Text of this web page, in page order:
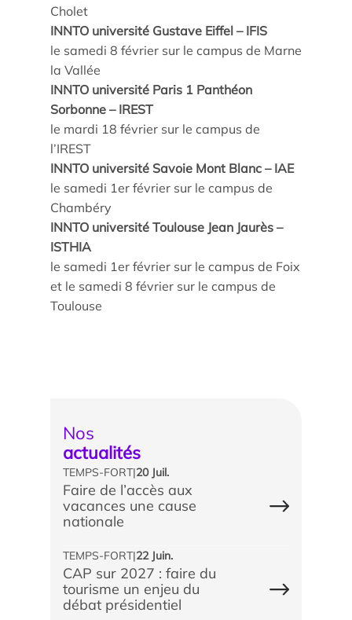
Étude/Stage
Comment candidater ?
Comment candidater ?
Nos recherches et expertises
Laboratoires
Parcours doctoral
En savoir +
Compétences et attentes professionnelles dans les
métiers territoriaux touristiques
Transformation des carrières en tourisme
Cholet
INNTO université Gustave Eiffel – IFIS
le samedi 8 février sur le campus de Marne
la Vallée
INNTO université Paris 1 Panthéon
Sorbonne – IREST
le mardi 18 février sur le campus de
l’IREST
INNTO université Savoie Mont Blanc – IAE
le samedi 1er février sur le campus de
Chambéry
INNTO université Toulouse Jean Jaurès –
ISTHIA
le samedi 1er février sur le campus de Foix
et le samedi 8 février sur le campus de
Toulouse
Nos
actualités
TEMPS-FORT|20 Juil.
Faire de l’accès aux
vacances une cause
nationale
TEMPS-FORT|22 Juin.
CAP sur 2027 : faire du
tourisme un enjeu du
débat présidentiel